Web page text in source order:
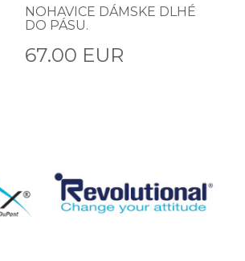
NOHAVICE DÁMSKE DLHÉ
DO PÁSU.
67.00 EUR